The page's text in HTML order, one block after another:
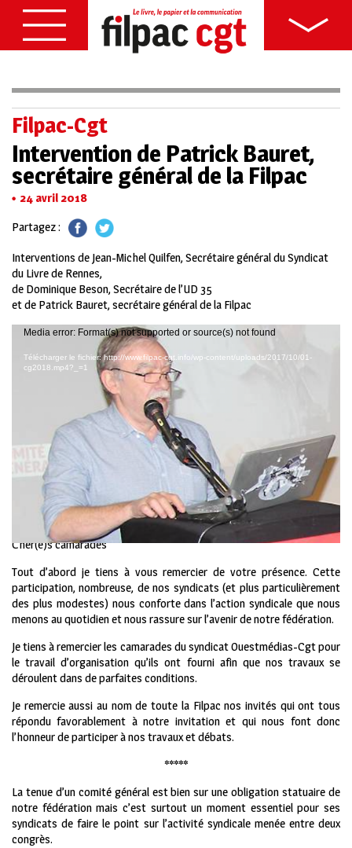
Filpac-Cgt
Intervention de Patrick Bauret,
secrétaire général de la Filpac
24 avril 2018
Partagez :
Interventions de Jean-Michel Quilfen, Secrétaire général du Syndicat
du Livre de Rennes,
de Dominique Beson, Secrétaire de l’UD 35
et de Patrick Bauret, secrétaire général de la Filpac
Lecteur
Media error: Format(s) not supported or source(s) not found
Télécharger le fichier: http://www.filpac-cgt.info/wp-content/uploads/2017/10/01-
cg2018.mp4?_=1
Cher(e)s camarades
Tout d’abord je tiens à vous remercier de votre présence. Cette
participation, nombreuse, de nos syndicats (et plus particulièrement
des plus modestes) nous conforte dans l’action syndicale que nous
menons au quotidien et nous rassure sur l’avenir de notre fédération.
Je tiens à remercier les camarades du syndicat Ouestmédias-Cgt pour
le travail d’organisation qu’ils ont fourni afin que nos travaux se
déroulent dans de parfaites conditions.
Je remercie aussi au nom de toute la Filpac nos invités qui ont tous
répondu favorablement à notre invitation et qui nous font donc
l’honneur de participer à nos travaux et débats.
*****
La tenue d’un comité général est bien sur une obligation statuaire de
notre fédération mais c’est surtout un moment essentiel pour ses
syndicats de faire le point sur l’activité syndicale menée entre deux
congrès.